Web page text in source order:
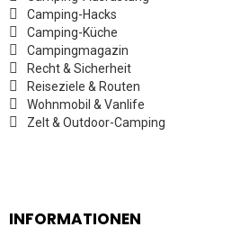
Camping-Hacks
Camping-Küche
Campingmagazin
Recht & Sicherheit
Reiseziele & Routen
Wohnmobil & Vanlife
Zelt & Outdoor-Camping
INFORMATIONEN